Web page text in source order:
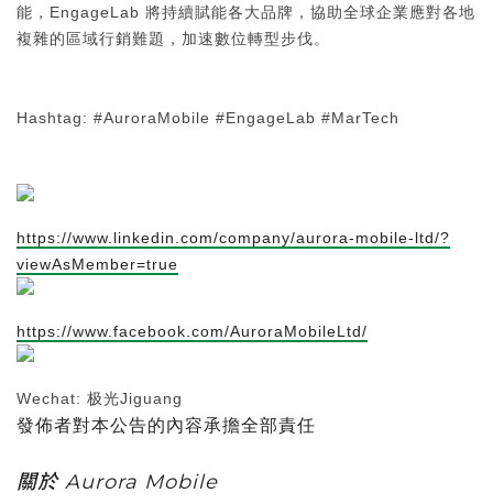
能，EngageLab 將持續賦能各大品牌，協助全球企業應對各地
複雜的區域行銷難題，加速數位轉型步伐。
Hashtag: #AuroraMobile #EngageLab #MarTech
https://www.linkedin.com/company/aurora-mobile-ltd/?
viewAsMember=true
https://www.facebook.com/AuroraMobileLtd/
Wechat: 极光Jiguang
發佈者對本公告的內容承擔全部責任
關於 Aurora Mobile